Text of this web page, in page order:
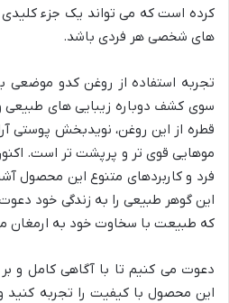
کرده است که می تواند یک جزء کلیدی
های شخصی هر فردی باشد.
تجربه استفاده از روغن کدو
سوی کشف دوباره زیبایی های طبیعی
قطره از این روغن، نویدبخش پوستی
موهایی قوی تر و پرپشت تر است.
فرد و کاربردهای متنوع این محصول
این گوهر طبیعی را به زندگی خود
که طبیعت با سخاوت خود به ارمغان
دعوت می کنیم تا با آگاهی کامل و
این محصول با کیفیت را تجربه کنید